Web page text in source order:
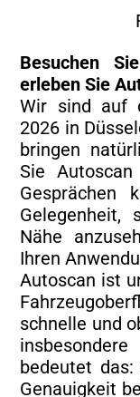
Besuchen
erleben Sie
Wir sind auf
2026 in
bringen
Sie
Gesprächen
Gelegenheit,
Nähe
Ihren
Autoscan ist
schnelle und
bedeutet das:
Genauigkeit